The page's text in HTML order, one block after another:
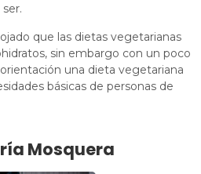
que las dietas vegetarianas
sin embargo con un poco
una dieta vegetariana
básicas de personas de
Mosquera